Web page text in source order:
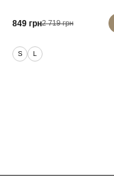
849 грн2 719 грн
S L